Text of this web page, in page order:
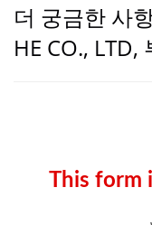
더 궁금한 사
HE CO., LTD,